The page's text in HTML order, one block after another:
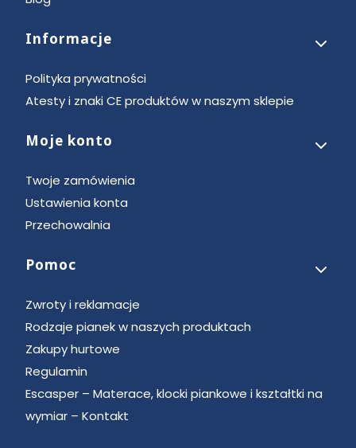
Informacje
Polityka prywatności
Atesty i znaki CE produktów w naszym sklepie
Moje konto
Twoje zamówienia
Ustawienia konta
Przechowalnia
Pomoc
Zwroty i reklamacje
Rodzaje pianek w naszych produktach
Zakupy hurtowe
Regulamin
Escasper – Materace, klocki piankowe i kształtki na
wymiar – Kontakt